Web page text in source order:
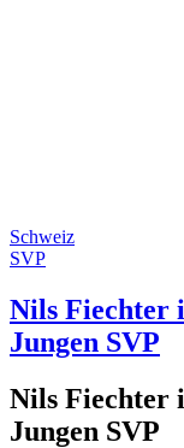
Schweiz
SVP
Nils Fiechter
Jungen SVP
Nils Fiechter
Jungen SVP